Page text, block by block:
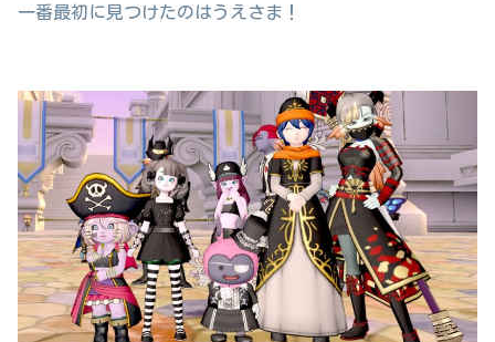
一番最初に見つけたのはうえさま！